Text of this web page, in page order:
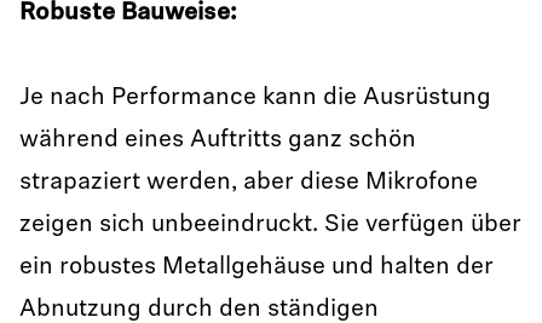
Robuste Bauweise:
Je nach Performance kann die Ausrüstung
während eines Auftritts ganz schön
strapaziert werden, aber diese Mikrofone
zeigen sich unbeeindruckt. Sie verfügen über
ein robustes Metallgehäuse und halten der
Abnutzung durch den ständigen